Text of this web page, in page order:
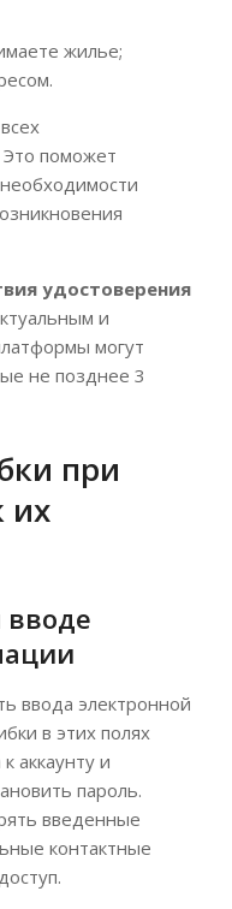
жилье;
поможет
удостоверения
и
могут
не позднее 3
при
их
ввода электронной
в этих полях
аккаунту и
пароль.
введенные
контактные